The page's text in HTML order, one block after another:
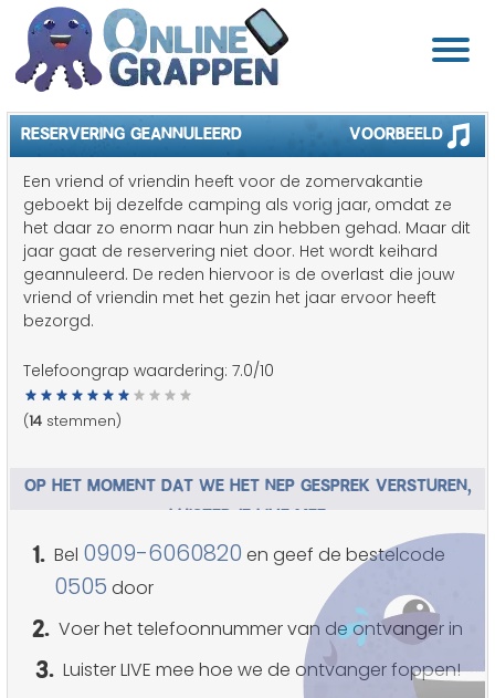
RESERVERING GEANNULEERD Voorbeeld
Een vriend of vriendin heeft voor de zomervakantie
geboekt bij dezelfde camping als vorig jaar, omdat ze
het daar zo enorm naar hun zin hebben gehad. Maar dit
jaar gaat de reservering niet door. Het wordt keihard
geannuleerd. De reden hiervoor is de overlast die jouw
vriend of vriendin met het gezin het jaar ervoor heeft
bezorgd.
Telefoongrap waardering: 7.0/10
(14 stemmen)
OP HET MOMENT DAT WE HET NEP GESPREK VERSTUREN,
LUISTER JE LIVE MEE
1. Bel 0909-6060820 en geef de bestelcode
0505 door
2. Voer het telefoonnummer van de ontvanger in
3. Luister LIVE mee hoe we de ontvanger foppen!